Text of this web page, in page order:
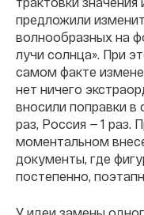
предложили
волнообразных на
лучи солнца». При
самом факте
нет ничего
вносили поправки в
раз, Россия — 1 раз.
моментальном
документы, где
постепенно,